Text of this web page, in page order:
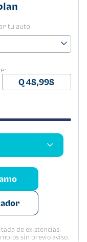
tu auto.
de existencias.
sin previo aviso.